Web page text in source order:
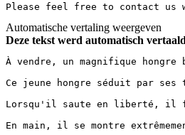
Please feel free to contact us
Automatische vertaling weergeven
Deze tekst werd automatisch
À vendre, un magnifique
Ce jeune hongre séduit par
Lorsqu'il saute en liberté, il
En main, il se montre